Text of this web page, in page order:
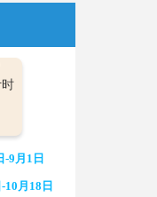
-9月1日
月18日